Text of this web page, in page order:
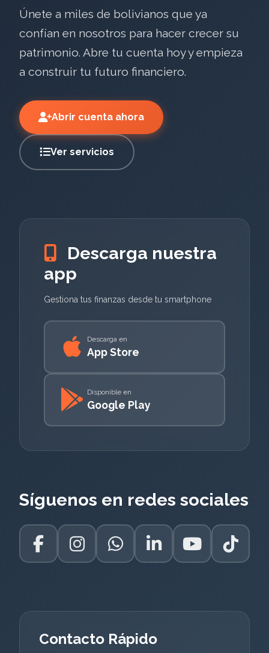
Únete a miles de bolivianos que ya
confían en nosotros para hacer crecer su
patrimonio. Abre tu cuenta hoy y empieza
a construir tu futuro financiero.
Abrir cuenta ahora
Ver servicios
Descarga nuestra
app
Gestiona tus finanzas desde tu smartphone
Descarga en
App Store
Disponible en
Google Play
Síguenos en redes sociales
Contacto Rápido